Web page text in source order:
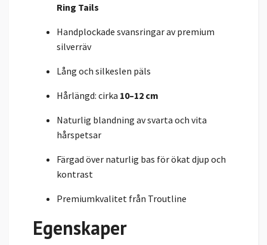
Ring Tails
Handplockade svansringar av premium
silverräv
Lång och silkeslen päls
Hårlängd: cirka 10–12 cm
Naturlig blandning av svarta och vita
hårspetsar
Färgad över naturlig bas för ökat djup och
kontrast
Premiumkvalitet från Troutline
Egenskaper